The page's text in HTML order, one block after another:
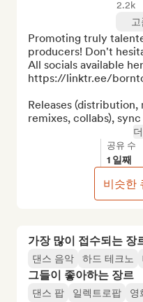
가장 많이 접수되는 장
댄스 음악 하드 테크노
그들이 좋아하는 장르
댄스 팝 일렉트로팝 영
2.2k
Promoting truly
producers! Don't
All socials available
https://linktr.ee/
Releases
remixes, collabs),
공유 수
1 일째
비슷한